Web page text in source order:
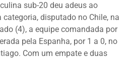
sub-20 deu adeus ao
disputado no Chile, na
(4), a equipe comandada por
pela Espanha, por 1 a 0, no
Com um empate e duas